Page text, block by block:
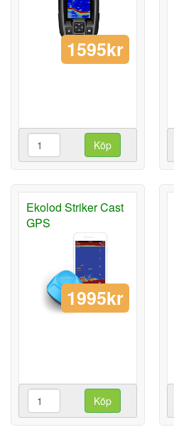
1595kr
Köp
Ekolod Striker Cast
GPS
1995kr
Köp